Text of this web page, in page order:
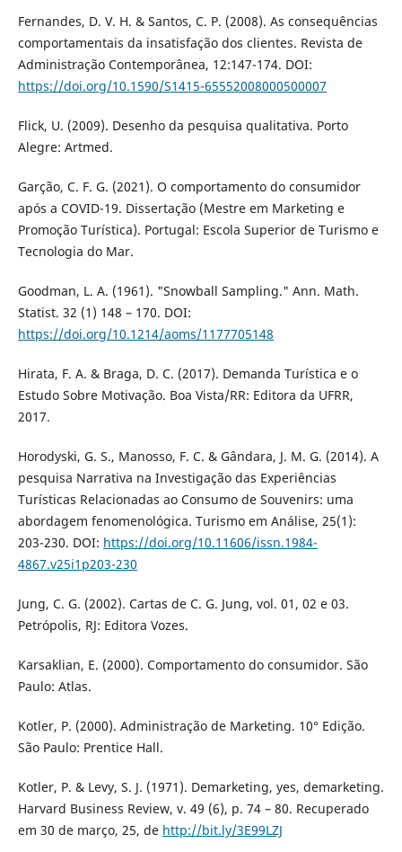
Fernandes, D. V. H. & Santos, C. P. (2008). As consequências
comportamentais da insatisfação dos clientes. Revista de
Administração Contemporânea, 12:147-174. DOI:
https://doi.org/10.1590/S1415-65552008000500007
Flick, U. (2009). Desenho da pesquisa qualitativa. Porto
Alegre: Artmed.
Garção, C. F. G. (2021). O comportamento do consumidor
após a COVID-19. Dissertação (Mestre em Marketing e
Promoção Turística). Portugal: Escola Superior de Turismo e
Tecnologia do Mar.
Goodman, L. A. (1961). "Snowball Sampling." Ann. Math.
Statist. 32 (1) 148 – 170. DOI:
https://doi.org/10.1214/aoms/1177705148
Hirata, F. A. & Braga, D. C. (2017). Demanda Turística e o
Estudo Sobre Motivação. Boa Vista/RR: Editora da UFRR,
2017.
Horodyski, G. S., Manosso, F. C. & Gândara, J. M. G. (2014). A
pesquisa Narrativa na Investigação das Experiências
Turísticas Relacionadas ao Consumo de Souvenirs: uma
abordagem fenomenológica. Turismo em Análise, 25(1):
203-230. DOI: https://doi.org/10.11606/issn.1984-
4867.v25i1p203-230
Jung, C. G. (2002). Cartas de C. G. Jung, vol. 01, 02 e 03.
Petrópolis, RJ: Editora Vozes.
Karsaklian, E. (2000). Comportamento do consumidor. São
Paulo: Atlas.
Kotler, P. (2000). Administração de Marketing. 10° Edição.
São Paulo: Prentice Hall.
Kotler, P. & Levy, S. J. (1971). Demarketing, yes, demarketing.
Harvard Business Review, v. 49 (6), p. 74 – 80. Recuperado
em 30 de março, 25, de http://bit.ly/3E99LZJ